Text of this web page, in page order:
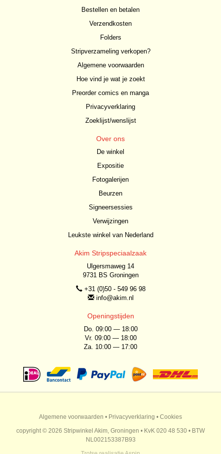
Bestellen en betalen
Verzendkosten
Folders
Stripverzameling verkopen?
Algemene voorwaarden
Hoe vind je wat je zoekt
Preorder comics en manga
Privacyverklaring
Zoeklijst/wenslijst
Over ons
De winkel
Expositie
Fotogalerijen
Beurzen
Signeersessies
Verwijzingen
Leukste winkel van Nederland
Akim Stripspeciaalzaak
Ulgersmaweg 14
9731 BS Groningen
+31 (0)50 - 549 96 98
info@akim.nl
Openingstijden
Do. 09:00 — 18:00
Vr. 09:00 — 18:00
Za. 10:00 — 17:00
Algemene voorwaarden • Privacyverklaring • Cookies
copyright © 2026 Stripwinkel Akim, Groningen • KvK 020 48 530 • BTW
NL002153387B93